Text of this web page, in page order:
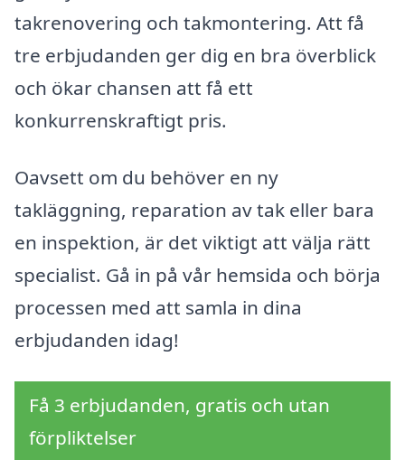
takrenovering och takmontering. Att få
tre erbjudanden ger dig en bra överblick
och ökar chansen att få ett
konkurrenskraftigt pris.
Oavsett om du behöver en ny
takläggning, reparation av tak eller bara
en inspektion, är det viktigt att välja rätt
specialist. Gå in på vår hemsida och börja
processen med att samla in dina
erbjudanden idag!
Få 3 erbjudanden, gratis och utan
förpliktelser